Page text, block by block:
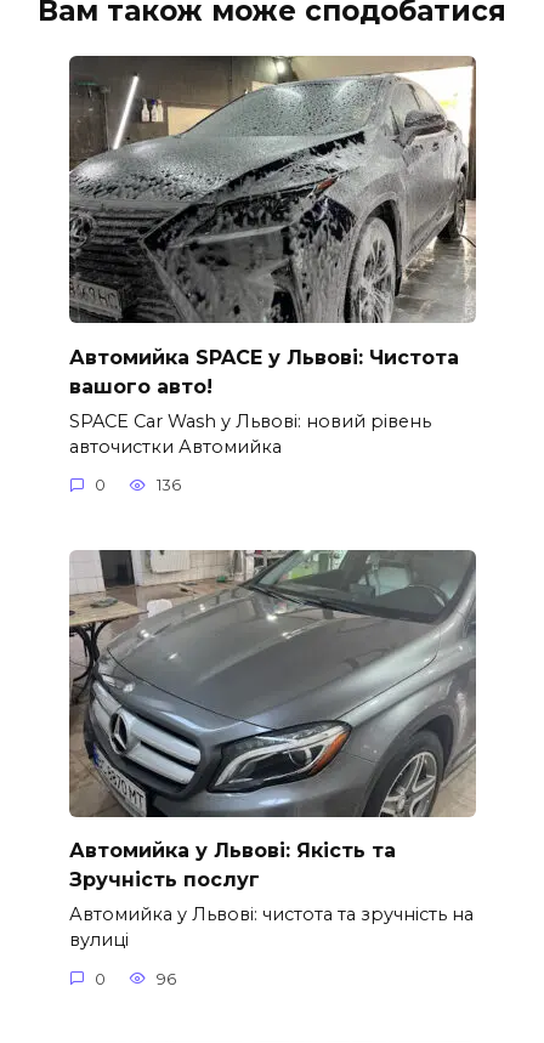
Вам також може сподобатися
Автомийка SPACE у Львові: Чистота
вашого авто!
SPACE Car Wash у Львові: новий рівень
авточистки Автомийка
0 136
Автомийка у Львові: Якість та
Зручність послуг
Автомийка у Львові: чистота та зручність на
вулиці
0 96